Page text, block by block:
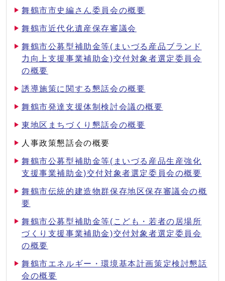
舞鶴市市史編さん委員会の概要
舞鶴市近代化遺産保存審議会
舞鶴市公募型補助金等(まいづる産品ブランド
力向上支援事業補助金)交付対象者選定委員会
の概要
誘導施策に関する懇話会の概要
舞鶴市発達支援体制検討会議の概要
東地区まちづくり懇話会の概要
人事政策懇話会の概要
舞鶴市公募型補助金等(まいづる産品生産強化
支援事業補助金)交付対象者選定委員会の概要
舞鶴市伝統的建造物群保存地区保存審議会の概
要
舞鶴市公募型補助金等(こども・若者の居場所
づくり支援事業補助金)交付対象者選定委員会
の概要
舞鶴市エネルギー・環境基本計画策定検討懇話
会の概要